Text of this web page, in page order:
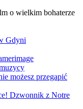
o wielkim bohaterze
Gdyni
możesz przegapić
Dzwonnik z Notre